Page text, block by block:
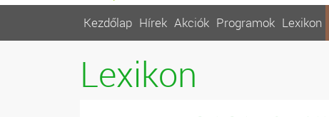
Kezdőlap Hírek Akciók Programok Lexikon
Lexikon